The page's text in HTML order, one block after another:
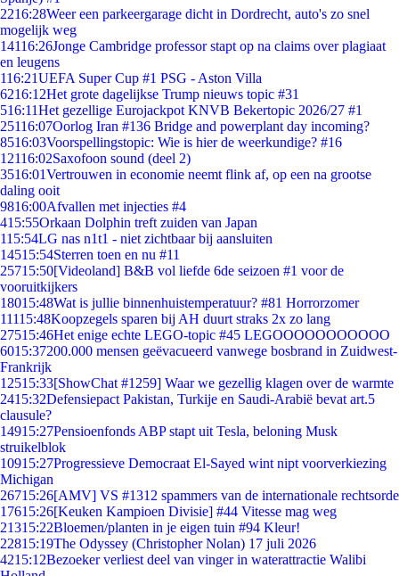
2216:28Weer een parkeergarage dicht in Dordrecht, auto's zo snel
mogelijk weg
14116:26Jonge Cambridge professor stapt op na claims over plagiaat
en leugens
116:21UEFA Super Cup #1 PSG - Aston Villa
6216:12Het grote dagelijkse Trump nieuws topic #31
516:11Het gezellige Eurojackpot KNVB Bekertopic 2026/27 #1
25116:07Oorlog Iran #136 Bridge and powerplant day incoming?
8516:03Voorspellingstopic: Wie is hier de weerkundige? #16
12116:02Saxofoon sound (deel 2)
3516:01Vertrouwen in economie neemt flink af, op een na grootse
daling ooit
9816:00Afvallen met injecties #4
415:55Orkaan Dolphin treft zuiden van Japan
115:54LG nas n1t1 - niet zichtbaar bij aansluiten
14515:54Sterren toen en nu #11
25715:50[Videoland] B&B vol liefde 6de seizoen #1 voor de
vooruitkijkers
18015:48Wat is jullie binnenhuistemperatuur? #81 Horrorzomer
11115:48Koopzegels sparen bij AH duurt straks 2x zo lang
27515:46Het enige echte LEGO-topic #45 LEGOOOOOOOOOOO
6015:37200.000 mensen geëvacueerd vanwege bosbrand in Zuidwest-
Frankrijk
12515:33[ShowChat #1259] Waar we gezellig klagen over de warmte
2415:32Defensiepact Pakistan, Turkije en Saudi-Arabië bevat art.5
clausule?
14915:27Pensioenfonds ABP stapt uit Tesla, beloning Musk
struikelblok
10915:27Progressieve Democraat El-Sayed wint nipt voorverkiezing
Michigan
26715:26[AMV] VS #1312 spammers van de internationale rechtsorde
17615:26[Keuken Kampioen Divisie] #44 Vitesse mag weg
21315:22Bloemen/planten in je eigen tuin #94 Kleur!
22815:19The Odyssey (Christopher Nolan) 17 juli 2026
4215:12Bezoeker verliest deel van vinger in waterattractie Walibi